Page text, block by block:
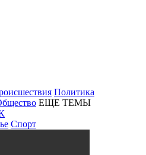
Политика
ЕЩЕ ТЕМЫ
Спорт